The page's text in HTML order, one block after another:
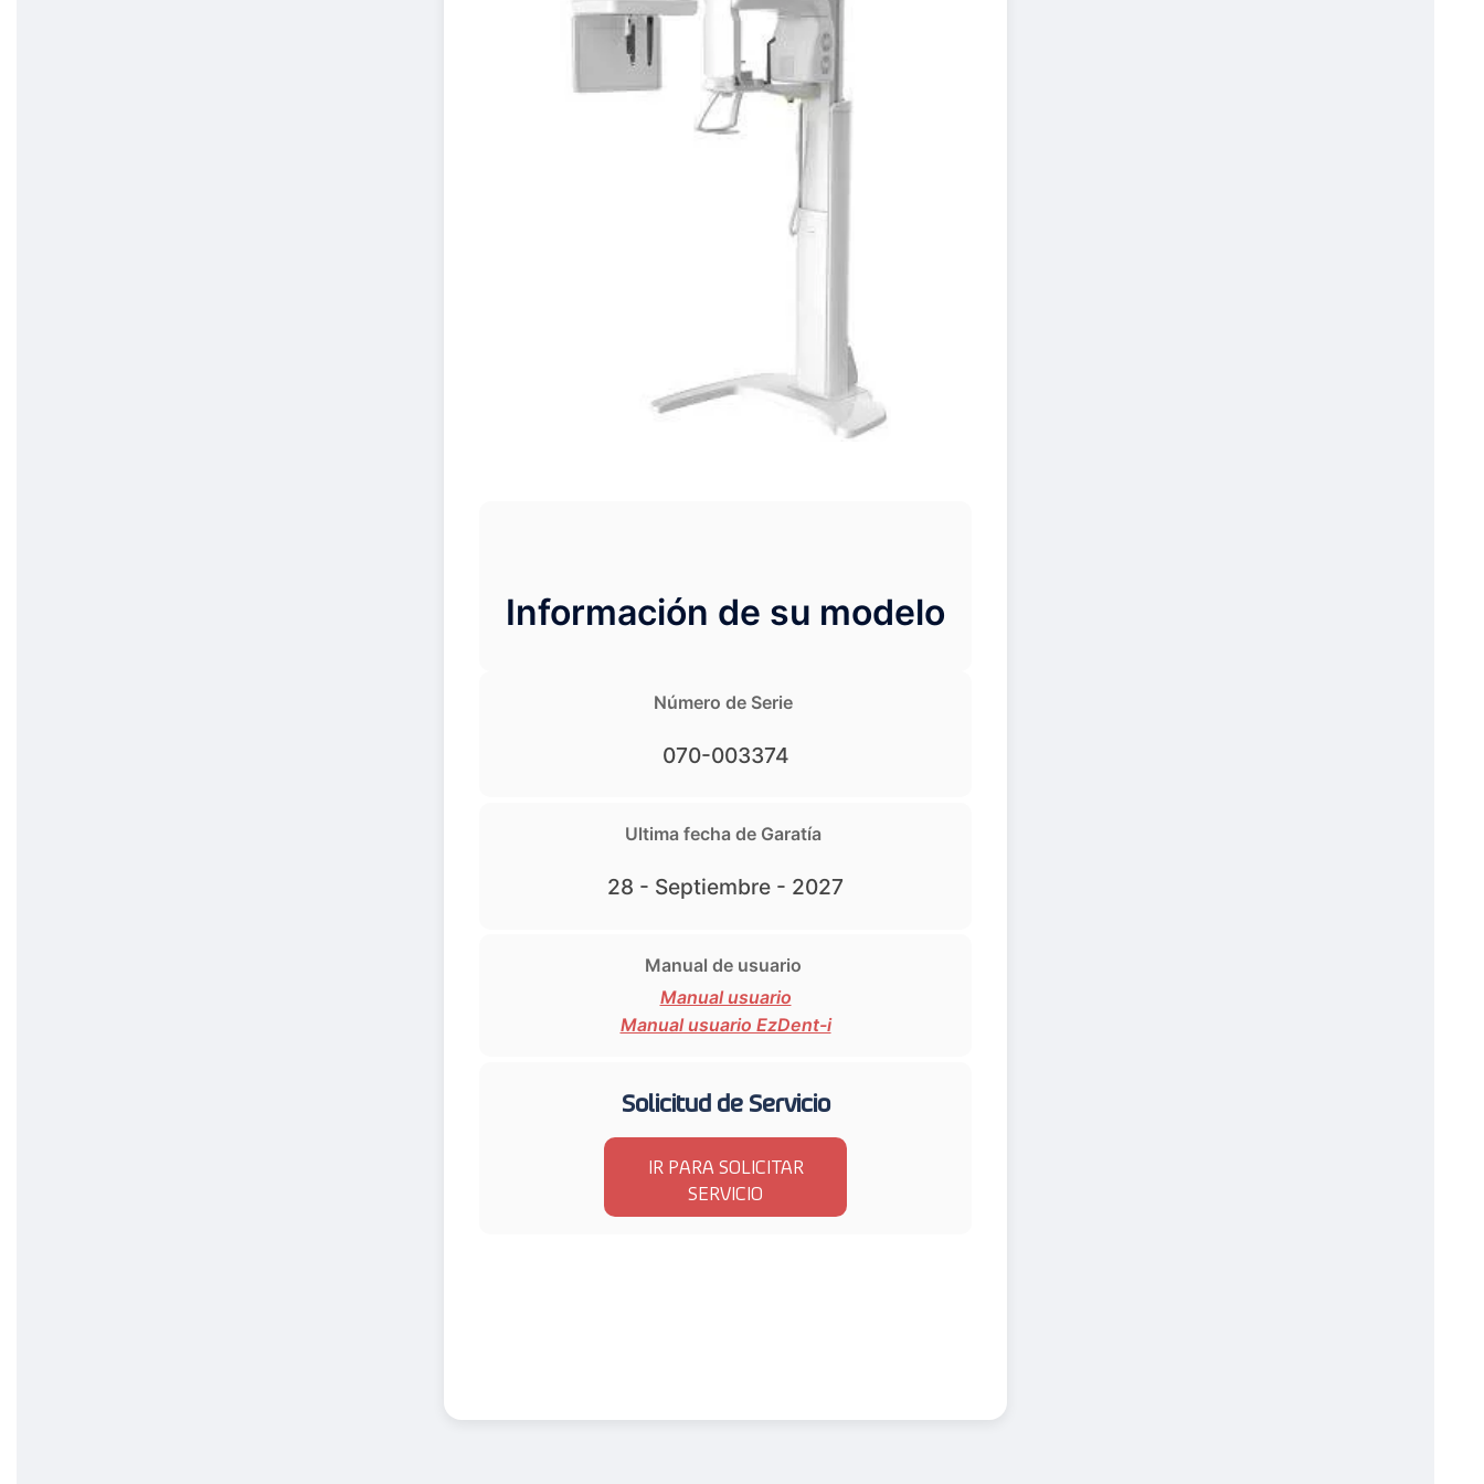
Información de su modelo
Número de Serie
070-003374
Ultima fecha de Garatía
28 - Septiembre - 2027
Manual de usuario
Manual usuario
Manual usuario EzDent-i
Solicitud de Servicio
IR PARA SOLICITAR
SERVICIO